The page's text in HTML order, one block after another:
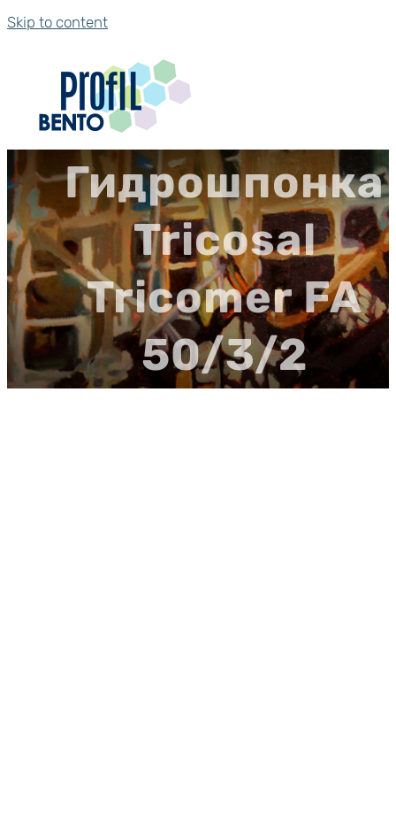
Skip to content
Гидрошпонка
Tricosal
Tricomer FA
50/3/2